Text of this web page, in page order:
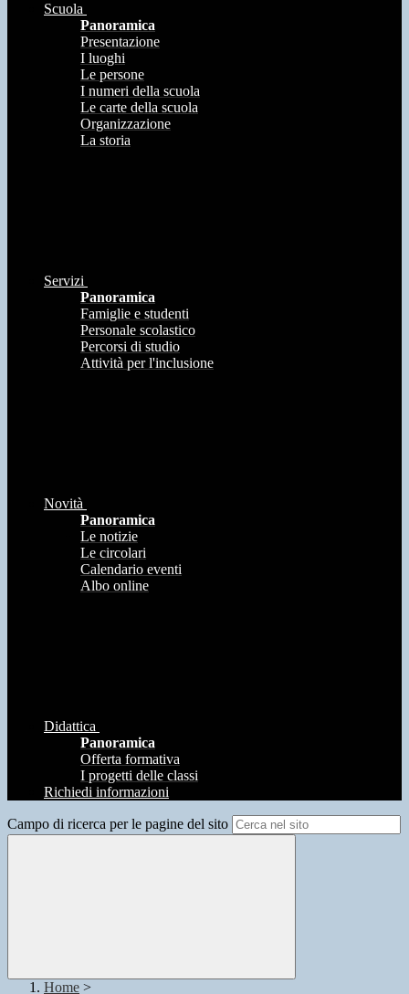
Scuola
Panoramica
Presentazione
I luoghi
Le persone
I numeri della scuola
Le carte della scuola
Organizzazione
La storia
Servizi
Panoramica
Famiglie e studenti
Personale scolastico
Percorsi di studio
Attività per l'inclusione
Novità
Panoramica
Le notizie
Le circolari
Calendario eventi
Albo online
Didattica
Panoramica
Offerta formativa
I progetti delle classi
Richiedi informazioni
Campo di ricerca per le pagine del sito
Home >